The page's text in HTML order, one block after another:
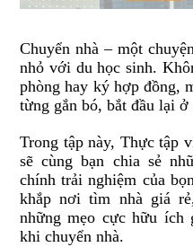
Chuyển nhà – một
nhỏ với du học sinh.
phòng hay ký hợp đồng,
từng gắn bó, bắt đầu lại
Trong tập này, Thực tập
sẽ cùng bạn chia sẻ
chính trải nghiệm của
khắp nơi tìm nhà giá
những mẹo cực hữu ích
khi chuyển nhà.